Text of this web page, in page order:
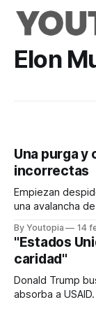
Elon
Una purga
incorrectas
Empiezan
una avalancha
By Youtopia 14
"Estados
caridad"
Donald Trump
absorba a USAID.